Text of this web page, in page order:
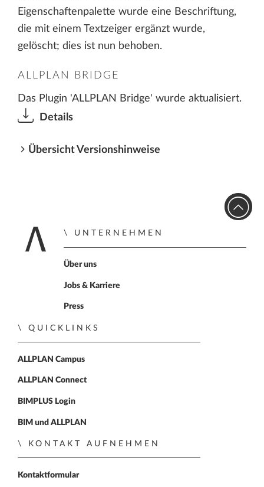
Eigenschaftenpalette wurde eine Beschriftung,
die mit einem Textzeiger ergänzt wurde,
gelöscht; dies ist nun behoben.
ALLPLAN BRIDGE
Das Plugin 'ALLPLAN Bridge' wurde aktualisiert.
Details
Übersicht Versionshinweise
Zur Startseite
UNTERNEHMEN
Über uns
Jobs & Karriere
Press
QUICKLINKS
ALLPLAN Campus
ALLPLAN Connect
BIMPLUS Login
BIM und ALLPLAN
KONTAKT AUFNEHMEN
Kontaktformular